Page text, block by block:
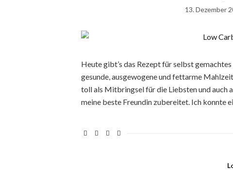
13. Dezember
Heute gibt’s das Rezept für selbst
gesunde, ausgewogene und fettarme
toll als Mitbringsel für die Liebsten und auch
meine beste Freundin zubereitet. Ich konnte